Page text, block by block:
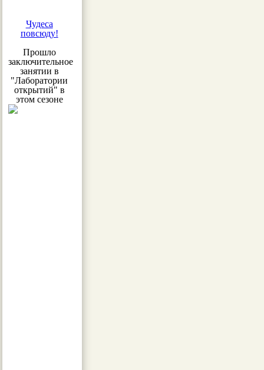
Чудеса
повсюду!
Прошло
заключительное
занятии в
"Лаборатории
открытий" в
этом сезоне